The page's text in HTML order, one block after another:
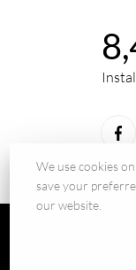
© 2026 -
We use cookies
save your
our website.